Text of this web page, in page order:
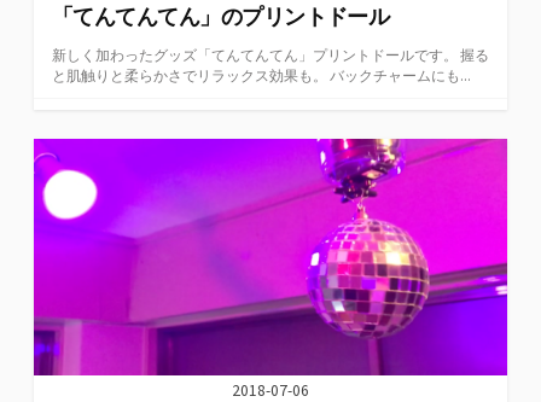
「てんてんてん」のプリントドール
新しく加わったグッズ「てんてんてん」プリントドールです。 握る
と肌触りと柔らかさでリラックス効果も。 バックチャームにも...
2018-07-06